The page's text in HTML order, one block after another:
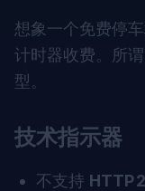
想象一个免费停
计时器收费。所
型。
技术指示器
不支持 HTTP 2